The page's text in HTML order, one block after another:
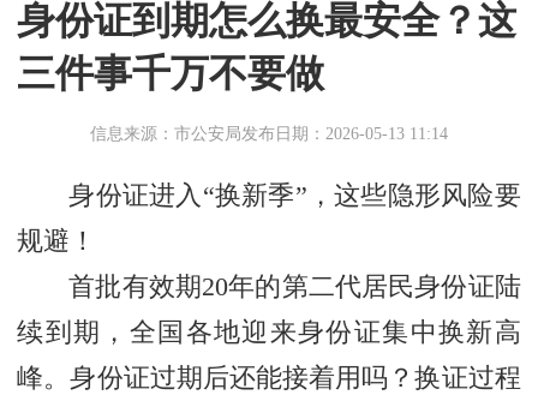
身份证到期怎么换最安全？这
三件事千万不要做
信息来源：市公安局发布日期：2026-05-13 11:14
身份证进入“换新季”，这些隐形风险要
规避！
首批有效期20年的第二代居民身份证陆
续到期，全国各地迎来身份证集中换新高
峰。身份证过期后还能接着用吗？换证过程